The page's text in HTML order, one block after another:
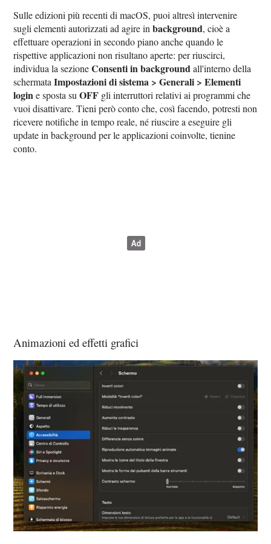
Sulle edizioni più recenti di macOS, puoi altresì intervenire
sugli elementi autorizzati ad agire inbackground, cioè a
effettuare operazioni in secondo piano anche quando le
rispettive applicazioni non risultano aperte: per riuscirci,
individua la sezioneConsenti in backgroundall'interno della
schermataImpostazioni di sistema > Generali > Elementi
logine sposta suOFF gli interruttori relativi ai programmi che
vuoi disattivare. Tieni però conto che, così facendo, potresti non
ricevere notifiche in tempo reale, né riuscire a eseguire gli
update in background per le applicazioni coinvolte, tienine
conto.
Animazioni ed effetti grafici